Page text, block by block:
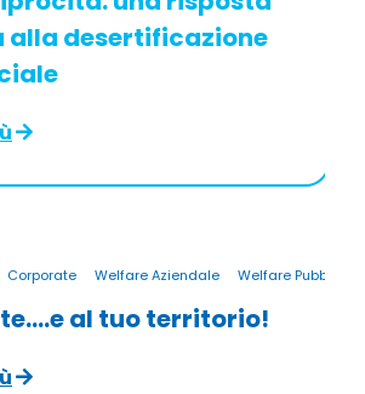
alla desertificazione
Corporate Welfare Aziendale Welfare Pubblico
al tuo territorio!